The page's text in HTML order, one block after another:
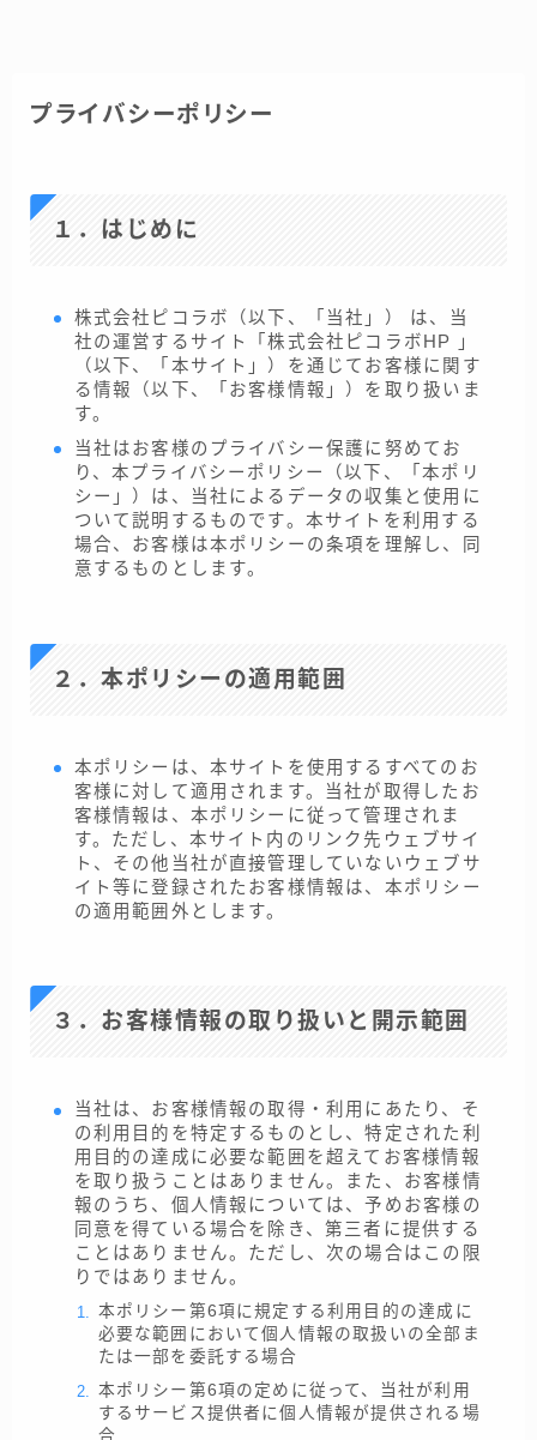
プライバシーポリシー
１．はじめに
株式会社ピコラボ（以下、「当社」） は、当
社の運営するサイト「株式会社ピコラボHP 」
（以下、「本サイト」）を通じてお客様に関す
る情報（以下、「お客様情報」）を取り扱いま
す。
当社はお客様のプライバシー保護に努めてお
り、本プライバシーポリシー（以下、「本ポリ
シー」）は、当社によるデータの収集と使用に
ついて説明するものです。本サイトを利用する
場合、お客様は本ポリシーの条項を理解し、同
意するものとします。
２．本ポリシーの適用範囲
本ポリシーは、本サイトを使用するすべてのお
客様に対して適用されます。当社が取得したお
客様情報は、本ポリシーに従って管理されま
す。ただし、本サイト内のリンク先ウェブサイ
ト、その他当社が直接管理していないウェブサ
イト等に登録されたお客様情報は、本ポリシー
の適用範囲外とします。
３．お客様情報の取り扱いと開示範囲
当社は、お客様情報の取得・利用にあたり、そ
の利用目的を特定するものとし、特定された利
用目的の達成に必要な範囲を超えてお客様情報
を取り扱うことはありません。また、お客様情
報のうち、個人情報については、予めお客様の
同意を得ている場合を除き、第三者に提供する
ことはありません。ただし、次の場合はこの限
りではありません。
本ポリシー第6項に規定する利用目的の達成に
必要な範囲において個人情報の取扱いの全部ま
たは一部を委託する場合
本ポリシー第6項の定めに従って、当社が利用
するサービス提供者に個人情報が提供される場
合